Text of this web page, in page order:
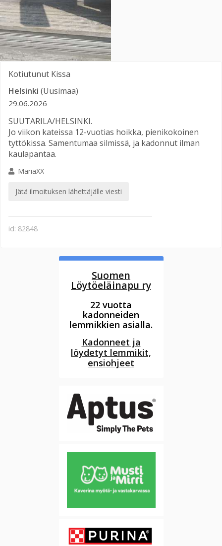
Kotiutunut Kissa
Helsinki (Uusimaa)
29.06.2026
SUUTARILA/HELSINKI.
Jo viikon kateissa 12-vuotias hoikka, pienikokoinen
tyttökissa. Samentumaa silmissä, ja kadonnut ilman
kaulapantaa.
MariaXX
Jätä ilmoituksen lähettäjälle viesti
id: 82848
Suomen
Löytöeläinapu ry
22 vuotta
kadonneiden
lemmikkien asialla.
Kadonneet ja
löydetyt lemmikit,
ensiohjeet